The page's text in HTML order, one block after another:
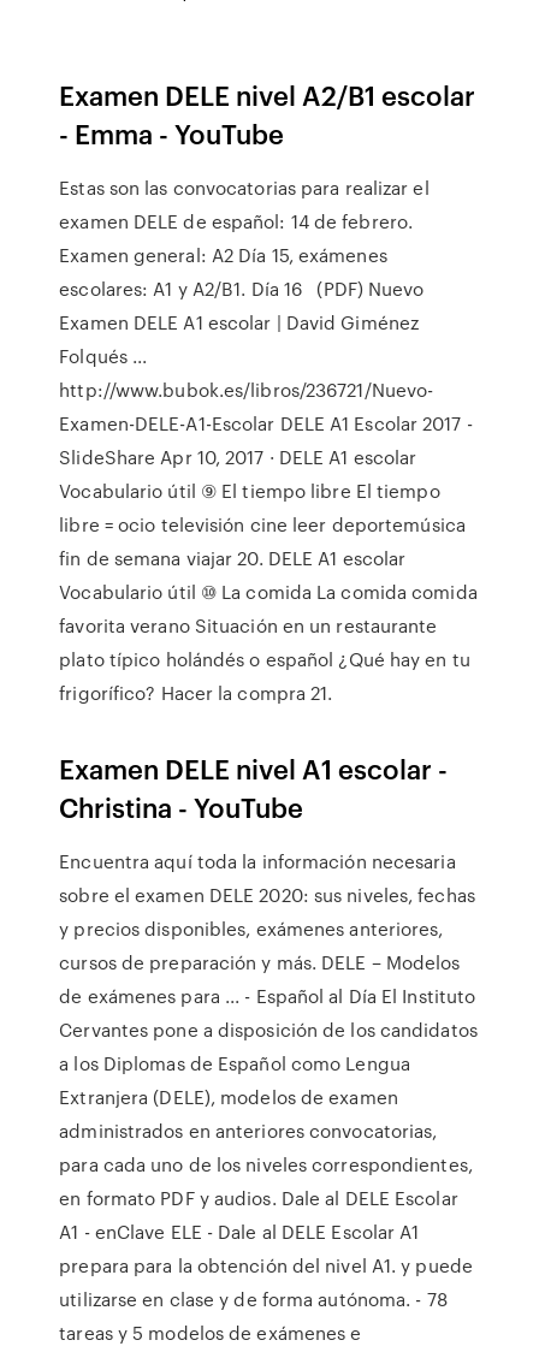
Examen DELE nivel A2/B1 escolar
- Emma - YouTube
Estas son las convocatorias para realizar el
examen DELE de español: 14 de febrero.
Examen general: A2 Día 15, exámenes
escolares: A1 y A2/B1. Día 16 (PDF) Nuevo
Examen DELE A1 escolar | David Giménez
Folqués ...
http://www.bubok.es/libros/236721/Nuevo-
Examen-DELE-A1-Escolar DELE A1 Escolar 2017 -
SlideShare Apr 10, 2017 · DELE A1 escolar
Vocabulario útil ⑨ El tiempo libre El tiempo
libre = ocio televisión cine leer deportemúsica
fin de semana viajar 20. DELE A1 escolar
Vocabulario útil ⑩ La comida La comida comida
favorita verano Situación en un restaurante
plato típico holándés o español ¿Qué hay en tu
frigorífico? Hacer la compra 21.
Examen DELE nivel A1 escolar -
Christina - YouTube
Encuentra aquí toda la información necesaria
sobre el examen DELE 2020: sus niveles, fechas
y precios disponibles, exámenes anteriores,
cursos de preparación y más. DELE – Modelos
de exámenes para ... - Español al Día El Instituto
Cervantes pone a disposición de los candidatos
a los Diplomas de Español como Lengua
Extranjera (DELE), modelos de examen
administrados en anteriores convocatorias,
para cada uno de los niveles correspondientes,
en formato PDF y audios. Dale al DELE Escolar
A1 - enClave ELE - Dale al DELE Escolar A1
prepara para la obtención del nivel A1. y puede
utilizarse en clase y de forma autónoma. - 78
tareas y 5 modelos de exámenes e